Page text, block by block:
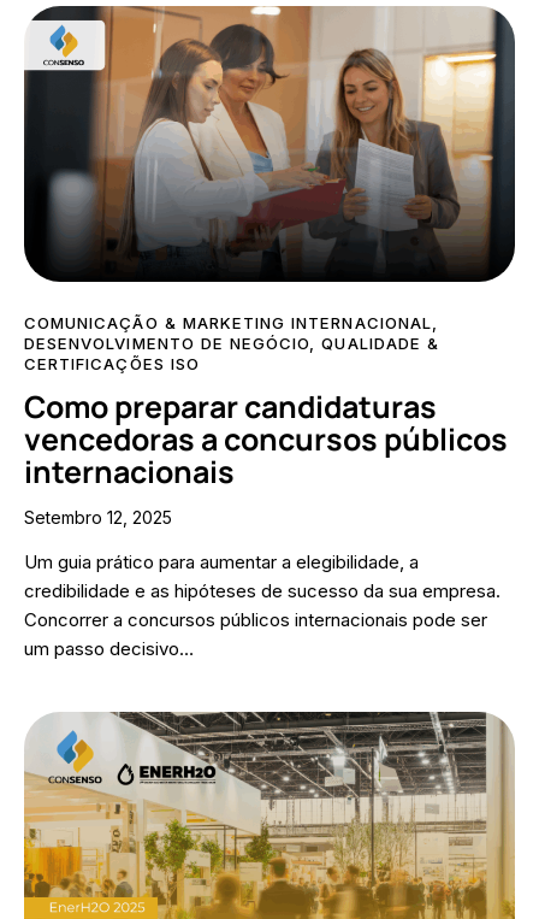
COMUNICAÇÃO & MARKETING INTERNACIONAL
DESENVOLVIMENTO DE NEGÓCIO ,QUALIDADE &
CERTIFICAÇÕES ISO
Como preparar candidaturas
vencedoras a concursos públicos
internacionais
Setembro 12, 2025
Um guia prático para aumentar a elegibilidade, a
credibilidade e as hipóteses de sucesso da sua empresa.
Concorrer a concursos públicos internacionais pode ser
um passo decisivo…